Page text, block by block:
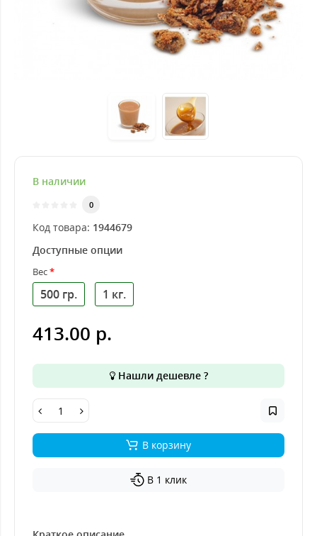
В наличии
0
Код товара: 1944679
Доступные опции
Вес
500 гр. 1 кг.
413.00 р.
Нашли дешевле ?
В корзину
В 1 клик